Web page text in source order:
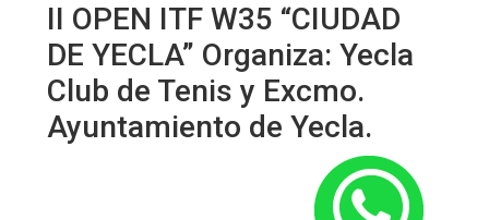
II OPEN ITF W35 “CIUDAD
DE YECLA” Organiza: Yecla
Club de Tenis y Excmo.
Ayuntamiento de Yecla.